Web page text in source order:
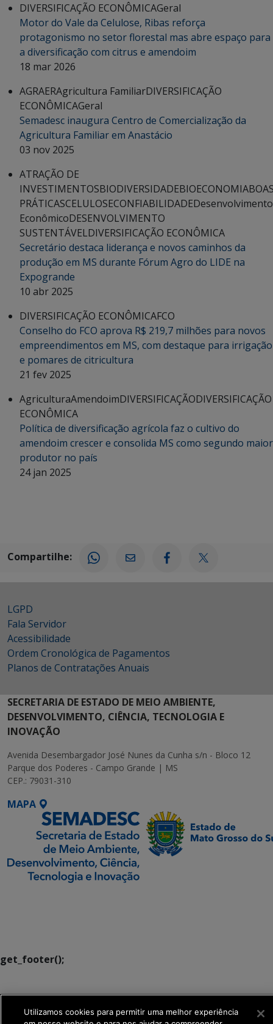
DIVERSIFICAÇÃO ECONÔMICAGeral
Motor do Vale da Celulose, Ribas reforça
protagonismo no setor florestal mas abre espaço para
a diversificação com citrus e amendoim
18 mar 2026
AGRAERAgricultura FamiliarDIVERSIFICAÇÃO
ECONÔMICAGeral
Semadesc inaugura Centro de Comercialização da
Agricultura Familiar em Anastácio
03 nov 2025
ATRAÇÃO DE
INVESTIMENTOSBIODIVERSIDADEBIOECONOMIA
PRÁTICASCELULOSECONFIABILIDADEDesenvolvimento
EconômicoDESENVOLVIMENTO
SUSTENTÁVELDIVERSIFICAÇÃO ECONÔMICA
Secretário destaca liderança e novos caminhos da
produção em MS durante Fórum Agro do LIDE na
Expogrande
10 abr 2025
DIVERSIFICAÇÃO ECONÔMICAFCO
Conselho do FCO aprova R$ 219,7 milhões para novos
empreendimentos em MS, com destaque para irrigação
e pomares de citricultura
21 fev 2025
AgriculturaAmendoimDIVERSIFICAÇÃODIVERSIFICAÇÃO
ECONÔMICA
Política de diversificação agrícola faz o cultivo do
amendoim crescer e consolida MS como segundo maior
produtor no país
24 jan 2025
Compartilhe:
LGPD
Fala Servidor
Acessibilidade
Ordem Cronológica de Pagamentos
Planos de Contratações Anuais
SECRETARIA DE ESTADO DE MEIO AMBIENTE,
DESENVOLVIMENTO, CIÊNCIA, TECNOLOGIA E
INOVAÇÃO
Avenida Desembargador José Nunes da Cunha s/n - Bloco 12
Parque dos Poderes - Campo Grande | MS
CEP.: 79031-310
MAPA
get_footer();
Utilizamos cookies para permitir uma melhor experiência